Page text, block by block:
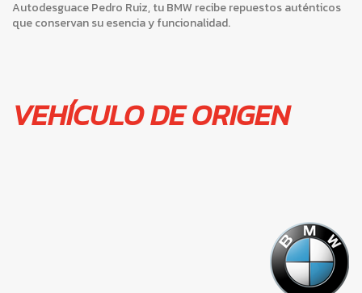
Autodesguace Pedro Ruiz, tu BMW recibe repuestos auténticos
que conservan su esencia y funcionalidad.
VEHÍCULO DE ORIGEN